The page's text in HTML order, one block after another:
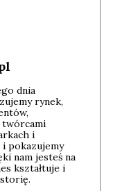
dnia
rynek,
twórcami
i
pokazujemy
nam jesteś na
kształtuje i